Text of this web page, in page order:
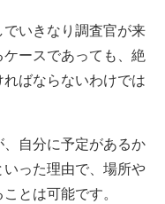
いきなり調査官が来
ースであっても、絶
ばならないわけでは
自分に予定があるか
った理由で、場所や
とは可能です。